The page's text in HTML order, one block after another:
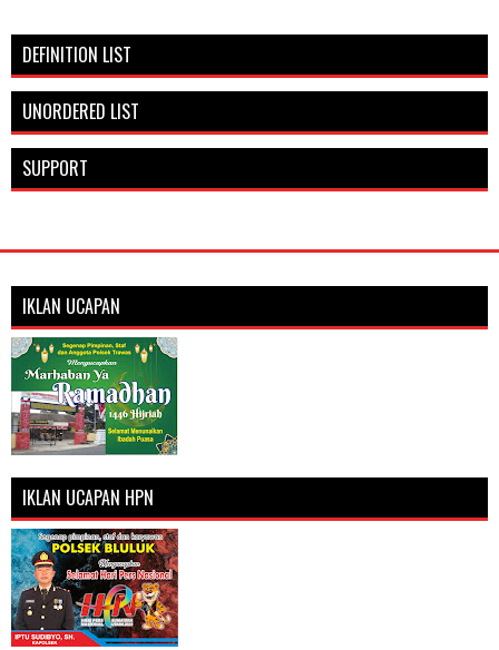
DEFINITION LIST
UNORDERED LIST
SUPPORT
IKLAN UCAPAN
IKLAN UCAPAN HPN